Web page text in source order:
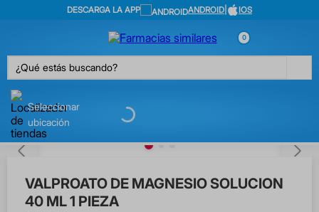
DESCARGA LA APP ANDROID IOS
0
¿Qué estás buscando?
Seleccionar
ubicación
VALPROATO DE MAGNESIO SOLUCION
40 ML 1 PIEZA